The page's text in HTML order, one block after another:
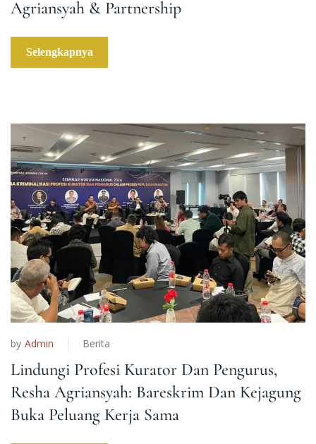
Agriansyah & Partnership
Selengkapnya
by Admin Berita
Lindungi Profesi Kurator Dan Pengurus,
Resha Agriansyah: Bareskrim Dan Kejagung
Buka Peluang Kerja Sama